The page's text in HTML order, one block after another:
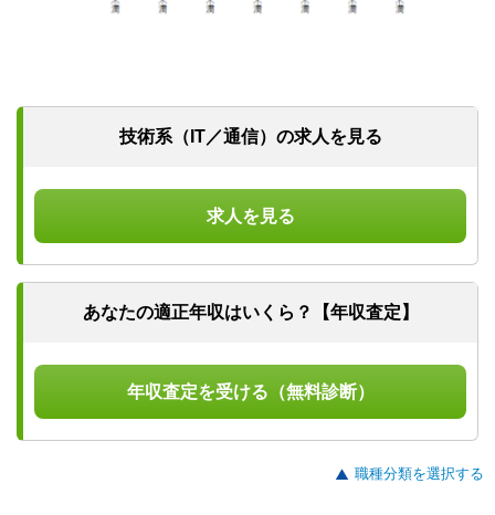
技術系（IT／通信）の求人を見る
求人を見る
あなたの適正年収はいくら？【年収査定】
年収査定を受ける（無料診断）
職種分類を選択する